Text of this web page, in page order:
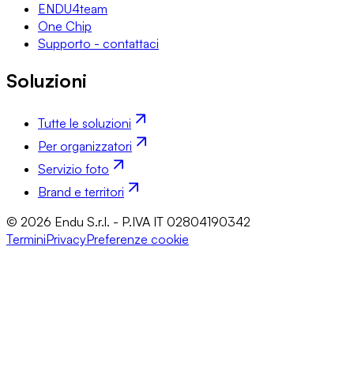
ENDU4team
One Chip
Supporto - contattaci
Soluzioni
Tutte le soluzioni
Per organizzatori
Servizio foto
Brand e territori
© 2026 Endu S.r.l. - P.IVA IT 02804190342
TerminiPrivacyPreferenze cookie